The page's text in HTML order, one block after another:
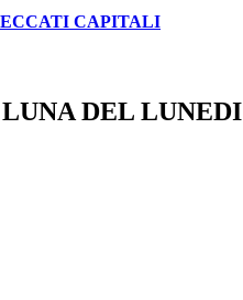
CAPITALI
DEL